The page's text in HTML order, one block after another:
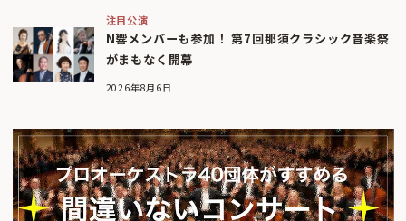
注目公演
N響メンバーも参加！ 第7回那須クラシック音楽祭
がまもなく開幕
2026年8月6日